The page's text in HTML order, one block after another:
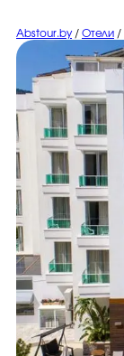
Abstour.by / Отели /